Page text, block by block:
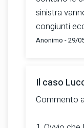
sinistra
congiunti
Anonimo - 29/
Il caso
Commento